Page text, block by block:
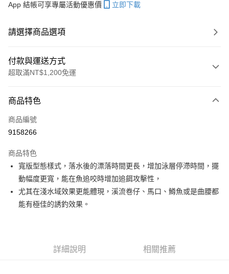
App 結帳可享專屬活動優惠價 立即下載
請選擇商品選項
付款與運送方式
超取滿NT$1,200免運
信用卡一次付款
信用卡分期付款
合作金庫商業銀行
華南商業銀行
彰化商業銀行
上海商業儲蓄銀行
台北富邦商業銀行
國泰世華商業銀行
兆豐國際商業銀行
臺灣中小企業銀行
玉山商業銀行
星展（台灣）商業銀行
台新國際商業銀行
中國信託商業銀行
超商取貨付款
Apple Pay
街口支付
商品特色
商品編號
9158266
商品特色
寬版型態樣式，落水後的漂落時間更長，增加泳層停滯時間，擺
動幅度更寬，能在魚追咬時增加追餌攻擊性，
尤其在淺水域效果更能體現，溪流卷仔、馬口、鱒魚或是曲腰都
能有極佳的誘釣效果。
詳細說明 相關推薦